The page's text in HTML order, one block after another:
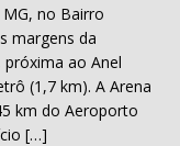
no Bairro
margens da
próxima ao Anel
(1,7 km). A Arena
km do Aeroporto
[…]